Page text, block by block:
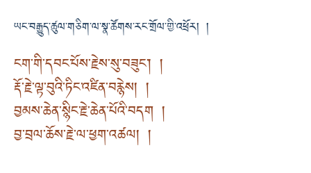
ཡང་བརྒྱུད་ཚུལ་གཅིག་ལ་སྣ་ཚོགས་རང་གྲོལ་གྱི་འཕྲོར། །
ངག་གི་དབང་པོས་རྗེས་སུ་བཟུང༌། །
རྡོ་རྗེ་ལྟ་བུའི་ཏིང་འཛིན་བརྙེས། །
བྱམས་ཆེན་སྙིང་རྗེ་ཆེན་པོའི་བདག །
བྱ་བྲལ་ཆོས་རྗེ་ལ་ཕྱག་འཚལ། །